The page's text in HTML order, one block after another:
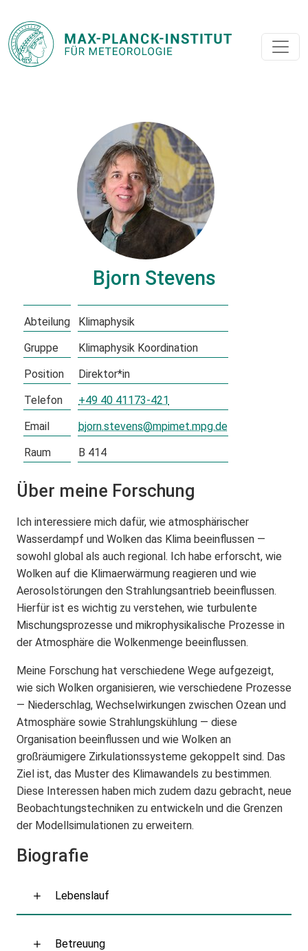
Bjorn Stevens
Abteilung
Klimaphysik
Gruppe
Klimaphysik Koordination
Position
Direktor*in
Telefon
+49 40 41173-421
Email
bjorn.stevens@mpimet.mpg.de
Raum
B 414
Über meine Forschung
Ich interessiere mich dafür, wie atmosphärischer
Wasserdampf und Wolken das Klima beeinflussen —
sowohl global als auch regional. Ich habe erforscht, wie
Wolken auf die Klimaerwärmung reagieren und wie
Aerosolstörungen den Strahlungsantrieb beeinflussen.
Hierfür ist es wichtig zu verstehen, wie turbulente
Mischungsprozesse und mikrophysikalische Prozesse in
der Atmosphäre die Wolkenmenge beeinflussen.
Meine Forschung hat verschiedene Wege aufgezeigt,
wie sich Wolken organisieren, wie verschiedene Prozesse
— Niederschlag, Wechselwirkungen zwischen Ozean und
Atmosphäre sowie Strahlungskühlung — diese
Organisation beeinflussen und wie Wolken an
großräumigere Zirkulationssysteme gekoppelt sind. Das
Ziel ist, das Muster des Klimawandels zu bestimmen.
Diese Interessen haben mich zudem dazu gebracht, neue
Beobachtungstechniken zu entwickeln und die Grenzen
der Modellsimulationen zu erweitern.
Biografie
Lebenslauf
Betreuung